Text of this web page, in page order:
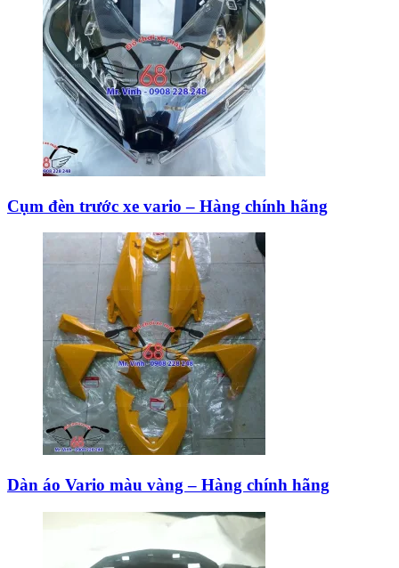
Cụm đèn trước xe vario – Hàng chính hãng
Dàn áo Vario màu vàng – Hàng chính hãng